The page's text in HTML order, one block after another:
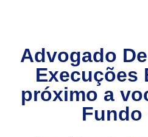
Advogado
Execuções
próximo a
Fundo